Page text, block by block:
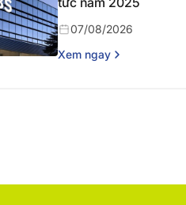
07/08/2026
Xem ngay